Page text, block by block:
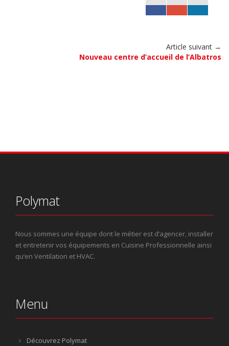
Article suivant →
Nouveau centre d’accueil de l’Albatros
Polymat
Nous sommes une équipe dont le métier est d’agencer, installer
et entretenir vos équipements en Cuisine Professionnelle ainsi
qu’en Ventilation et HVAC.
Menu
Découvrez Polymat